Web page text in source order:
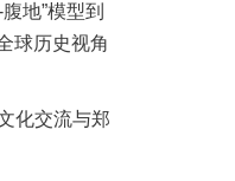
地”模型到
球历史视角
化交流与郑